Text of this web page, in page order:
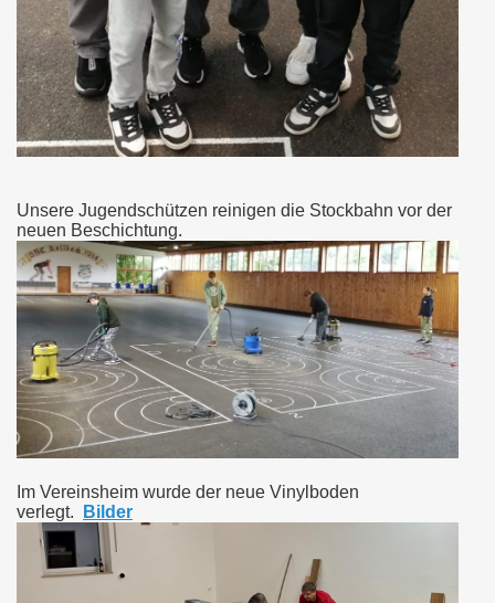
Unsere Jugendschützen reinigen die Stockbahn vor der
neuen Beschichtung.
Im Vereinsheim wurde der neue Vinylboden
verlegt.
Bilder